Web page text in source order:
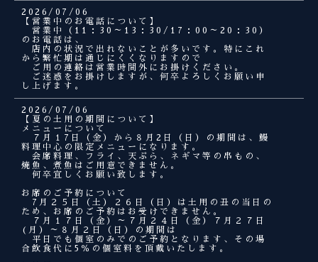
2026/07/06
【営業中のお電話について】
営業中（11：30～13：30/17：00～20：30）
のお電話は、
店内の状況で出れないことが多いです。特にこれ
から繁忙期は通じにくくなりますので
ご用の連絡は営業時間外にお掛けください。
ご迷惑をお掛けしますが、何卒よろしくお願い申
し上げます。
2026/07/06
【夏の土用の期間について】
メニューについて
７月１7日（金）から８月2日（日）の期間は、鰻
料理中心の限定メニューになります。
会席料理、フライ、天ぷら、ネギマ等の串もの、
焼魚、煮魚はご用意できません。
何卒宜しくお願い致します。
お席のご予約について
7月２５日（土）２６日（日）は土用の丑の当日の
ため、お席のご予約はお受けできません。
７月１７日（金）～７月２４日（金）７月２７日
(月）～８月２日（日）の期間は
平日でも個室のみでのご予約となります、その場
合飲食代に5％の個室料を頂戴いたします。